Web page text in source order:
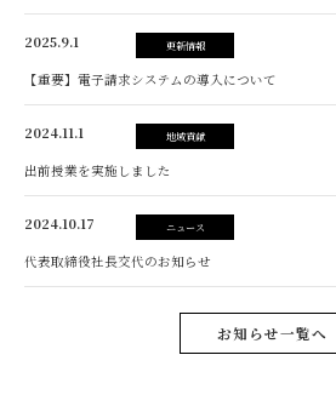
2025.9.1 更新情報
【重要】電子請求システムの導入について
2024.11.1 地域貢献
出前授業を実施しました
2024.10.17 ニュース
代表取締役社長交代のお知らせ
お知らせ一覧へ